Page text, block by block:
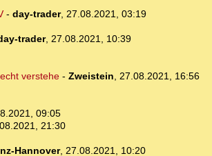
- day-trader, 27.08.2021, 03:19
trader, 27.08.2021, 10:39
verstehe- Zweistein, 27.08.2021, 16:56
09:05
21:30
Hannover, 27.08.2021, 10:20